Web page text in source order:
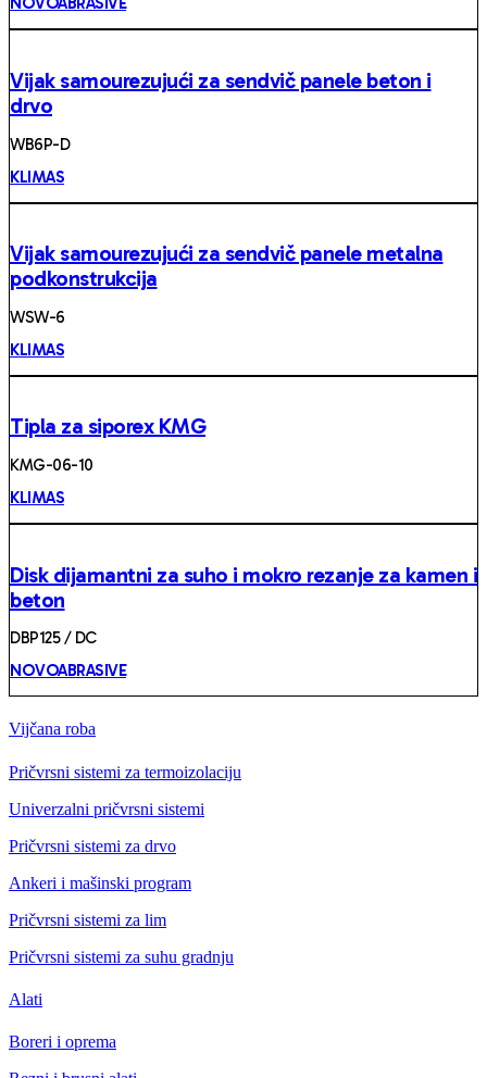
Vijak samourezujući za sendvič panele beton i
drvo
WB6P-D
KLIMAS
Vijak samourezujući za sendvič panele metalna
podkonstrukcija
WSW-6
KLIMAS
Tipla za siporex KMG
KMG-06-10
KLIMAS
Disk dijamantni za suho i mokro rezanje za kamen i
beton
DBP125 / DC
NOVOABRASIVE
Vijčana roba
Pričvrsni sistemi za termoizolaciju
Univerzalni pričvrsni sistemi
Pričvrsni sistemi za drvo
Ankeri i mašinski program
Pričvrsni sistemi za lim
Pričvrsni sistemi za suhu gradnju
Alati
Boreri i oprema